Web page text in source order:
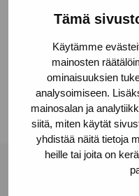
Tämä
Käytämme
mainosten
ominaisuuksien
analysoimiseen.
mainosalan ja
siitä, miten käytät
yhdistää näitä tietoja
heille tai joita on
Facebook
Linkedin
Stiftelsen